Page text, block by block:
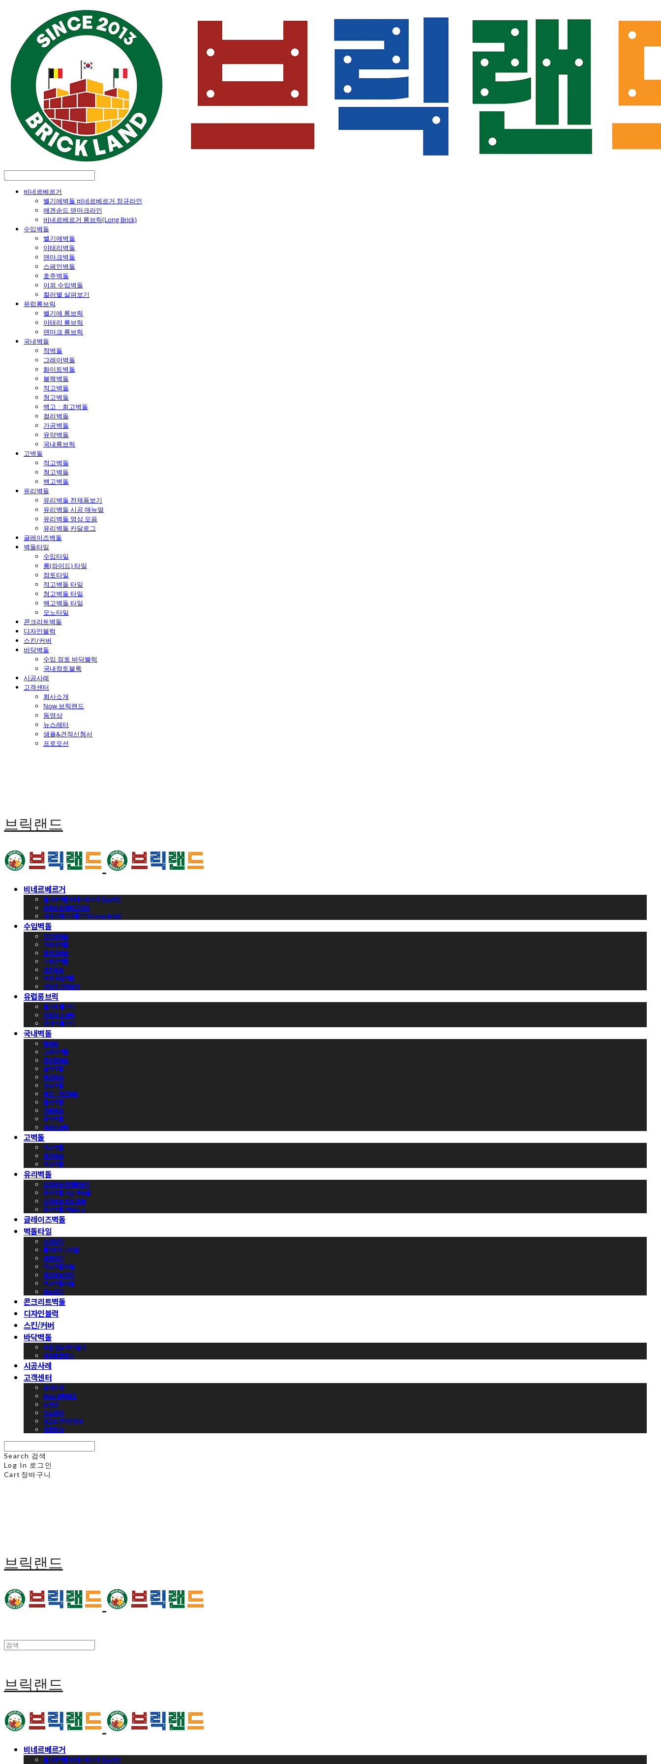
비네르베르거
벨기에벽돌 비네르베르거 정규라인
에겐순드 덴마크라인
비네르베르거 롱브릭(Long Brick)
수입벽돌
벨기에벽돌
이태리벽돌
덴마크벽돌
스페인벽돌
호주벽돌
이외 수입벽돌
컬러별 살펴보기
유럽롱브릭
벨기에 롱브릭
이태리 롱브릭
덴마크 롱브릭
국내벽돌
적벽돌
그레이벽돌
화이트벽돌
블랙벽돌
적고벽돌
청고벽돌
백고ㆍ회고벽돌
컬러벽돌
가공벽돌
유약벽돌
국내롱브릭
고벽돌
적고벽돌
청고벽돌
백고벽돌
유리벽돌
유리벽돌 전제품보기
유리벽돌 시공 매뉴얼
유리벽돌 영상 모음
유리벽돌 카달로그
글레이즈벽돌
벽돌타일
수입타일
롱(와이드) 타일
점토타일
적고벽돌 타일
청고벽돌 타일
백고벽돌 타일
모노타일
콘크리트벽돌
디자인블럭
스킨/커버
바닥벽돌
수입 점토 바닥블럭
국내점토블록
시공사례
고객센터
회사소개
Now 브릭랜드
동영상
뉴스레터
샘플&견적신청서
프로모션
브릭랜드
비네르베르거
벨기에벽돌 비네르베르거 정규라인
에겐순드 덴마크라인
비네르베르거 롱브릭(Long Brick)
수입벽돌
벨기에벽돌
이태리벽돌
덴마크벽돌
스페인벽돌
호주벽돌
이외 수입벽돌
컬러별 살펴보기
유럽롱브릭
벨기에 롱브릭
이태리 롱브릭
덴마크 롱브릭
국내벽돌
적벽돌
그레이벽돌
화이트벽돌
블랙벽돌
적고벽돌
청고벽돌
백고ㆍ회고벽돌
컬러벽돌
가공벽돌
유약벽돌
국내롱브릭
고벽돌
적고벽돌
청고벽돌
백고벽돌
유리벽돌
유리벽돌 전제품보기
유리벽돌 시공 매뉴얼
유리벽돌 영상 모음
유리벽돌 카달로그
글레이즈벽돌
벽돌타일
수입타일
롱(와이드) 타일
점토타일
적고벽돌 타일
청고벽돌 타일
백고벽돌 타일
모노타일
콘크리트벽돌
디자인블럭
스킨/커버
바닥벽돌
수입 점토 바닥블럭
국내점토블록
시공사례
고객센터
회사소개
Now 브릭랜드
동영상
뉴스레터
샘플&견적신청서
프로모션
Search 검색
Log In 로그인
Cart 장바구니
브릭랜드
브릭랜드
비네르베르거
벨기에벽돌 비네르베르거 정규라인